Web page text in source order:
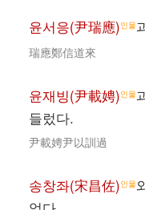
윤서응(尹瑞應)인물
瑞應鄭信道來
윤재빙(尹載娉)인물
들렀다.
尹載娉尹以訓過
송창좌(宋昌佐)인물